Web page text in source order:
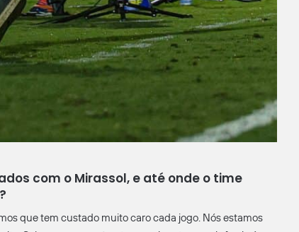
com o Mirassol, e até onde o time
que tem custado muito caro cada jogo. Nós estamos